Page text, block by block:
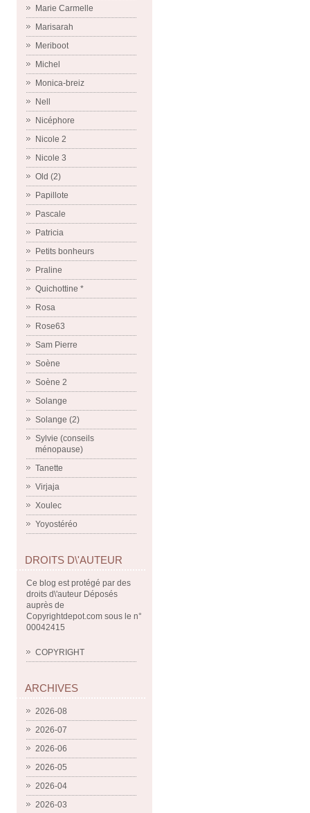
Marie Carmelle
Marisarah
Meriboot
Michel
Monica-breiz
Nell
Nicéphore
Nicole 2
Nicole 3
Old (2)
Papillote
Pascale
Patricia
Petits bonheurs
Praline
Quichottine *
Rosa
Rose63
Sam Pierre
Soène
Soène 2
Solange
Solange (2)
Sylvie (conseils
ménopause)
Tanette
Virjaja
Xoulec
Yoyostéréo
DROITS D\'AUTEUR
Ce blog est protégé par des
droits d\'auteur Déposés
auprès de
Copyrightdepot.com sous le n°
00042415
COPYRIGHT
ARCHIVES
2026-08
2026-07
2026-06
2026-05
2026-04
2026-03